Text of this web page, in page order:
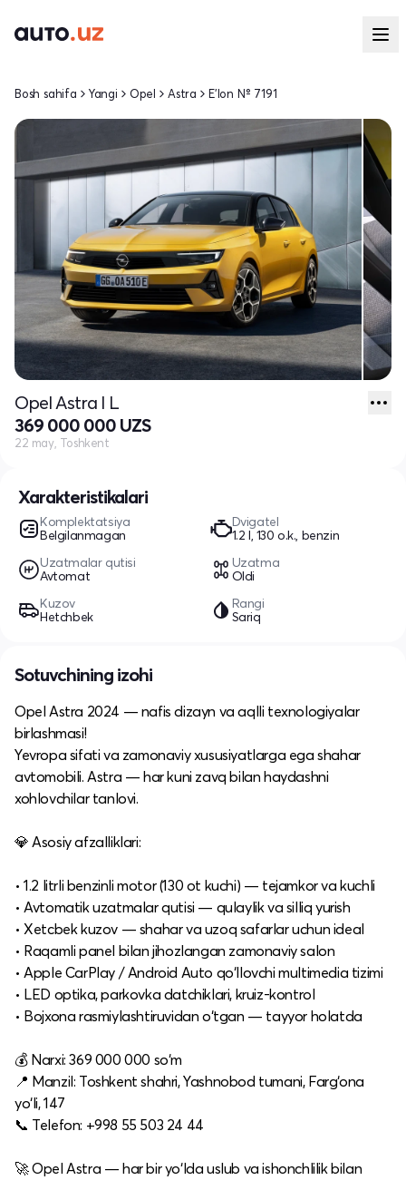
Xarakteristikalari
Komplektatsiya
Belgilanmagan
Dvigatel
1.2 l, 130 o.k., benzin
Uzatmalar qutisi
Avtomat
Uzatma
Oldi
Kuzov
Hetchbek
Rangi
Sariq
Bosh sahifa Yangi Opel Astra E'lon № 7191
Opel Astra I L
369 000 000 UZS
22 may, Toshkent
Sotuvchining izohi
Opel Astra 2024 — nafis dizayn va aqlli texnologiyalar
birlashmasi!
Yevropa sifati va zamonaviy xususiyatlarga ega shahar
avtomobili. Astra — har kuni zavq bilan haydashni
xohlovchilar tanlovi.
💎 Asosiy afzalliklari:
• 1.2 litrli benzinli motor (130 ot kuchi) — tejamkor va kuchli
• Avtomatik uzatmalar qutisi — qulaylik va silliq yurish
• Xetcbek kuzov — shahar va uzoq safarlar uchun ideal
• Raqamli panel bilan jihozlangan zamonaviy salon
• Apple CarPlay / Android Auto qo‘llovchi multimedia tizimi
• LED optika, parkovka datchiklari, kruiz-kontrol
• Bojxona rasmiylashtiruvidan o‘tgan — tayyor holatda
💰 Narxi: 369 000 000 so‘m
📍 Manzil: Toshkent shahri, Yashnobod tumani, Farg‘ona
yo‘li, 147
📞 Telefon: +998 55 503 24 44
🚀 Opel Astra — har bir yo‘lda uslub va ishonchlilik bilan